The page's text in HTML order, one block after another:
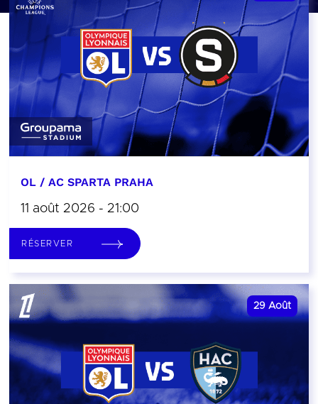
OL / AC SPARTA PRAHA
11 août 2026 - 21:00
RÉSERVER
29 Août